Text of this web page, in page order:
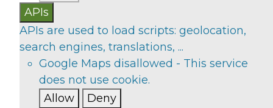
APIs
APIs are used to load scripts: geolocation,
search engines, translations, ...
Google Maps disallowed - This service
does not use cookie.
Allow
Deny